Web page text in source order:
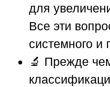
для
Все эти
системного и
🔬 Прежде